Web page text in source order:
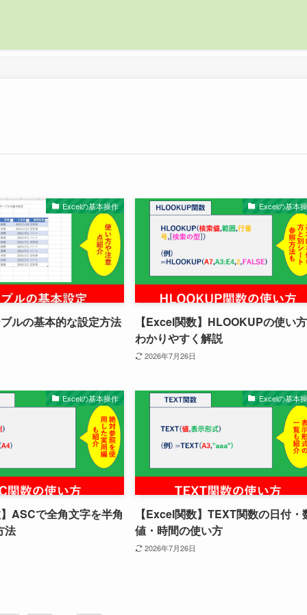
Excelの基本操作
ルの基本的な設定方法
Excelの基本
【Excel関数】HLOOKUPの使い
わかりやすく解説
2026年7月26日
Excelの基本操作
ASCで全角文字を半角
法
Excelの基本
【Excel関数】TEXT関数の日付・
値・時間の使い方
2026年7月26日